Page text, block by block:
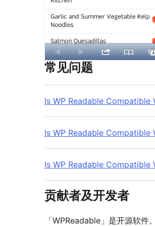
常见问题
Is WP Readable Compatible
Is WP Readable Compatible
Is WP Readable Compatible
贡献者及开发者
「WPReadable」是开源软件